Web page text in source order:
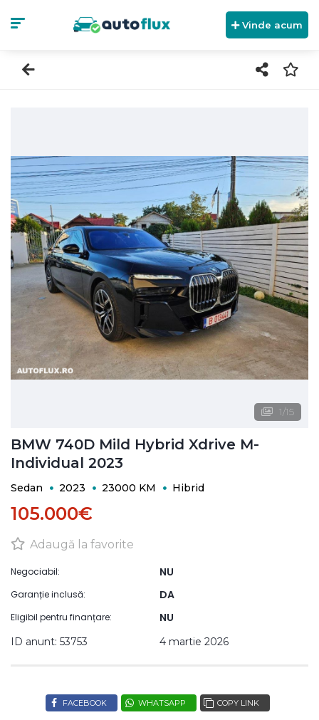
Vinde acum
1/15
BMW 740D Mild Hybrid Xdrive M-
Individual 2023
Sedan 2023 23000 KM Hibrid
105.000€
Adaugă la favorite
Negociabil: NU
Garanție inclusă: DA
Eligibil pentru finanțare: NU
ID anunt: 53753 4 martie 2026
FACEBOOK WHATSAPP COPY LINK